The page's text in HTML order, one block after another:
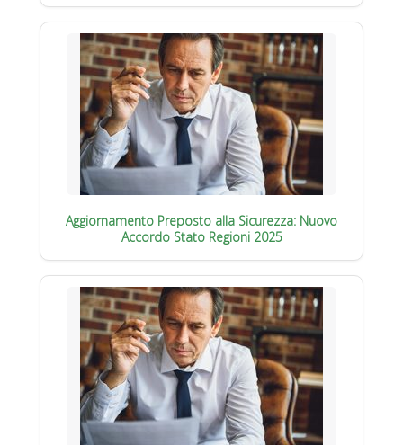
Aggiornamento Preposto alla Sicurezza: Nuovo
Accordo Stato Regioni 2025